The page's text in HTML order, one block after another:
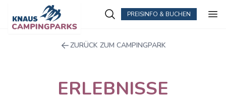
PREISINFO & BUCHEN
ZURÜCK ZUM CAMPINGPARK
ERLEBNISSE